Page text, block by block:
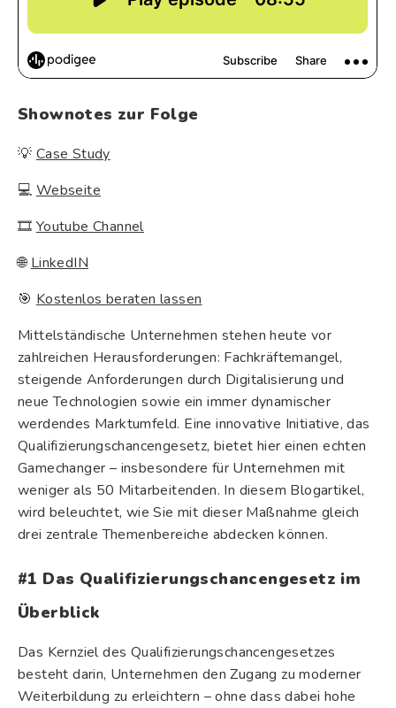
Shownotes zur Folge
💡Case Study
💻Webseite
🎞Youtube Channel
🌐LinkedIN
🎯Kostenlos beraten lassen
Mittelständische Unternehmen stehen heute vor
zahlreichen Herausforderungen: Fachkräftemangel,
steigende Anforderungen durch Digitalisierung und
neue Technologien sowie ein immer dynamischer
werdendes Marktumfeld. Eine innovative Initiative, das
Qualifizierungschancengesetz, bietet hier einen echten
Gamechanger – insbesondere für Unternehmen mit
weniger als 50 Mitarbeitenden. In diesem Blogartikel,
wird beleuchtet, wie Sie mit dieser Maßnahme gleich
drei zentrale Themenbereiche abdecken können.
#1 Das Qualifizierungschancengesetz im
Überblick
Das Kernziel des Qualifizierungschancengesetzes
besteht darin, Unternehmen den Zugang zu moderner
Weiterbildung zu erleichtern – ohne dass dabei hohe